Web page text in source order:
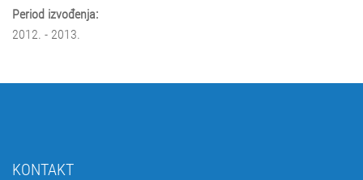
Period izvođenja:
2012. - 2013.
KONTAKT